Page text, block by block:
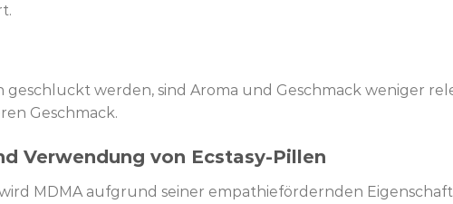
geschluckt werden, sind Aroma und Geschmack weniger
Geschmack.
Verwendung von Ecstasy-Pillen
MDMA aufgrund seiner empathiefördernden